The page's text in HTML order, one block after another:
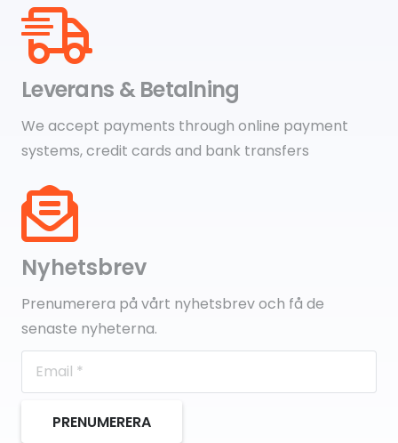
Leverans & Betalning
We accept payments through online payment
systems, credit cards and bank transfers
Nyhetsbrev
Prenumerera på vårt nyhetsbrev och få de
senaste nyheterna.
PRENUMERERA